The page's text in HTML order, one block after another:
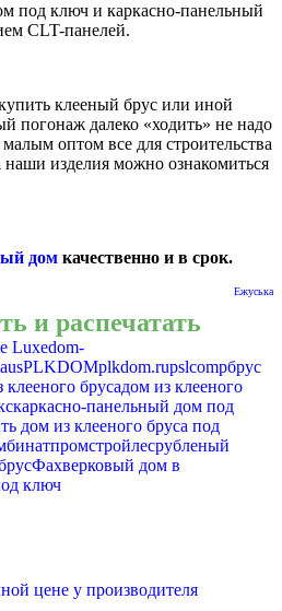
под ключ и каркасно-панельный
CLT-панелей.
клееный брус или иной
погонаж далеко «ходить» не надо
оптом все для строительства
изделия можно ознакомиться
дом качественно и в срок.
Ежуська
и распечатать
Luxedom-
PLKDOMplkdom.rupslcompбрус
клееного брусадом из клееного
каркасно-панельный дом под
дом из клееного бруса под
промстройлесрубленый
Фахверковый дом в
ключ
цене у производителя